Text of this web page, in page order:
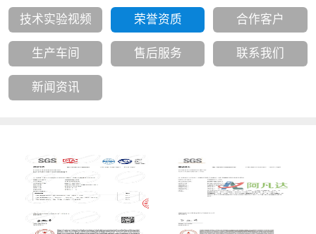
技术实验视频 荣誉资质 合作客户
生产车间 售后服务 联系我们
新闻资讯